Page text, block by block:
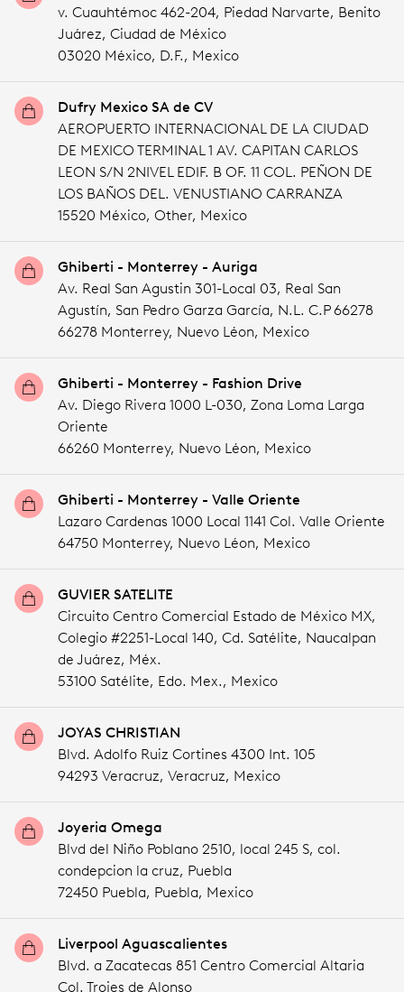
v. Cuauhtémoc 462-204, Piedad Narvarte, Benito
Juárez, Ciudad de México
03020 México, D.F., Mexico
Dufry Mexico SA de CV
AEROPUERTO INTERNACIONAL DE LA CIUDAD
DE MEXICO TERMINAL 1 AV. CAPITAN CARLOS
LEON S/N 2NIVEL EDIF. B OF. 11 COL. PEÑON DE
LOS BAÑOS DEL. VENUSTIANO CARRANZA
15520 México, Other, Mexico
Ghiberti - Monterrey - Auriga
Av. Real San Agustin 301-Local 03, Real San
Agustín, San Pedro Garza García, N.L. C.P 66278
66278 Monterrey, Nuevo Léon, Mexico
Ghiberti - Monterrey - Fashion Drive
Av. Diego Rivera 1000 L-030, Zona Loma Larga
Oriente
66260 Monterrey, Nuevo Léon, Mexico
Ghiberti - Monterrey - Valle Oriente
Lazaro Cardenas 1000 Local 1141 Col. Valle Oriente
64750 Monterrey, Nuevo Léon, Mexico
GUVIER SATELITE
Circuito Centro Comercial Estado de México MX,
Colegio #2251-Local 140, Cd. Satélite, Naucalpan
de Juárez, Méx.
53100 Satélite, Edo. Mex., Mexico
JOYAS CHRISTIAN
Blvd. Adolfo Ruiz Cortines 4300 Int. 105
94293 Veracruz, Veracruz, Mexico
Joyeria Omega
Blvd del Niño Poblano 2510, local 245 S, col.
condepcion la cruz, Puebla
72450 Puebla, Puebla, Mexico
Liverpool Aguascalientes
Blvd. a Zacatecas 851 Centro Comercial Altaria
Col. Trojes de Alonso